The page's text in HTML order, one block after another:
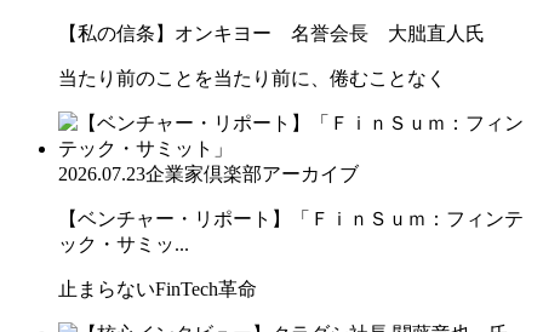
【私の信条】オンキヨー 名誉会長 大朏直人氏
当たり前のことを当たり前に、倦むことなく
2026.07.23企業家倶楽部アーカイブ
【ベンチャー・リポート】「ＦｉｎＳｕｍ：フィンテ
ック・サミッ...
止まらないFinTech革命